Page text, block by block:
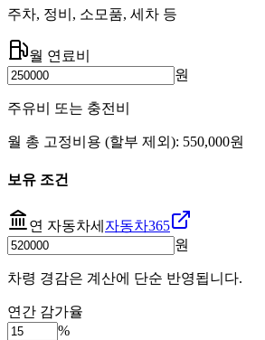
주차, 정비, 소모품, 세차 등
월 연료비
원
주유비 또는 충전비
월 총 고정비용 (할부 제외): 550,000원
보유 조건
연 자동차세 자동차365
원
차령 경감은 계산에 단순 반영됩니다.
연간 감가율
%